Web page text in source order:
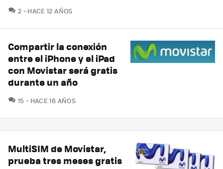
2 COMENTARIOS
HACE 12 AÑOS
Compartir la conexión
entre el iPhone y el iPad
con Movistar será gratis
durante un año
15 COMENTARIOS
HACE 16 AÑOS
MultiSIM de Movistar,
prueba tres meses gratis